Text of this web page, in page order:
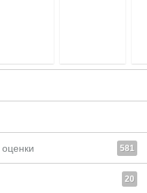
оценки 581
20